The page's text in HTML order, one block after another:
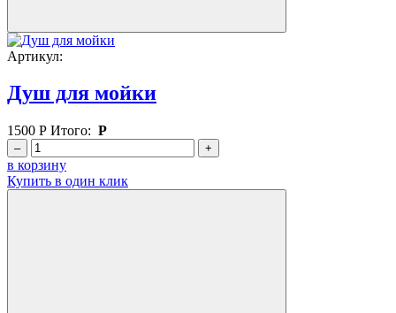
Артикул:
Душ для мойки
1500 Р Итого: Р
– +
в корзину
Купить в один клик